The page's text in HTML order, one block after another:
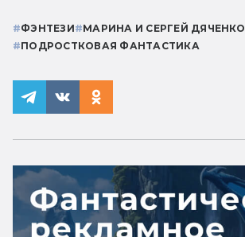
#ФЭНТЕЗИ#МАРИНА И СЕРГЕЙ ДЯЧЕНКО
#ПОДРОСТКОВАЯ ФАНТАСТИКА